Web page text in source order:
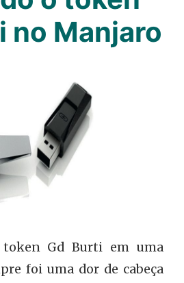
no Manjaro
Gd Burti em uma
foi uma dor de cabeça